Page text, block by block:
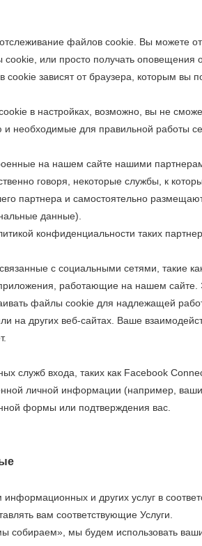
файлов cookie. Вы можете
или просто получать оповещения
зависят от браузера, которым
в настройках, возможно, вы не
необходимые для правильной работы
на нашем сайте нашими
говоря, некоторые службы, к
партнера и самостоятельно
данные).
конфиденциальности таких
с социальными сетями, такие
работающие на нашем сайте.
файлы cookie для надлежащей
на других веб-сайтах. Ваше
служб входа, таких как Facebook
личной информации (например,
формы или подтверждения вас.
и других услуг в
вам соответствующие Услуги.
собираем», мы будем использовать